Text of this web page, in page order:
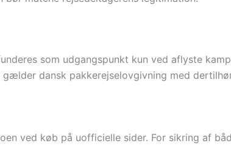
som udgangspunkt kun ved aflyste
gælder dansk pakkerejselovgivning med
ved køb på uofficielle sider. For sikring af